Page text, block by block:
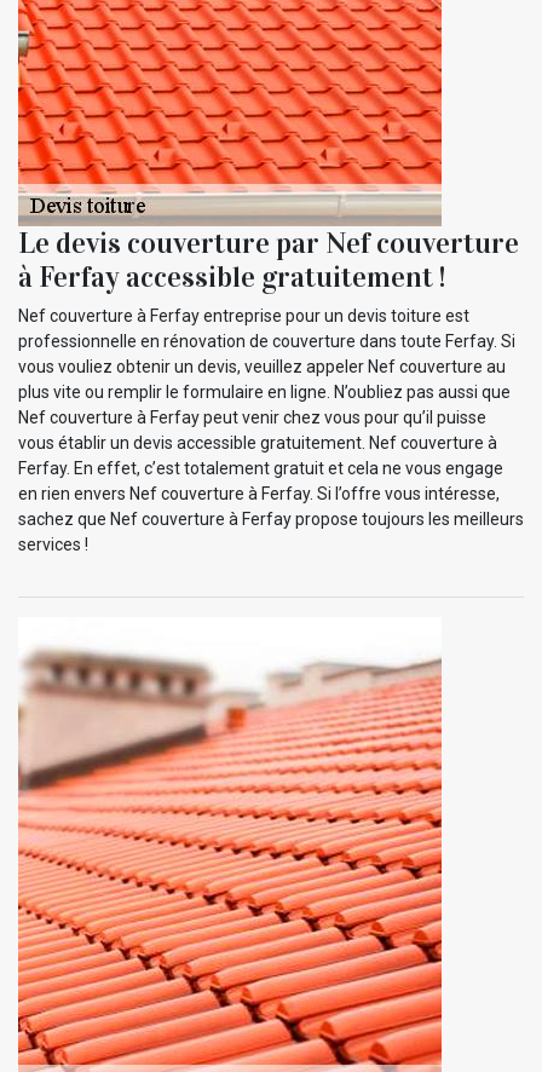
Le devis couverture par Nef couverture
à Ferfay accessible gratuitement !
Nef couverture à Ferfay entreprise pour un devis toiture est
professionnelle en rénovation de couverture dans toute Ferfay. Si
vous vouliez obtenir un devis, veuillez appeler Nef couverture au
plus vite ou remplir le formulaire en ligne. N’oubliez pas aussi que
Nef couverture à Ferfay peut venir chez vous pour qu’il puisse
vous établir un devis accessible gratuitement. Nef couverture à
Ferfay. En effet, c’est totalement gratuit et cela ne vous engage
en rien envers Nef couverture à Ferfay. Si l’offre vous intéresse,
sachez que Nef couverture à Ferfay propose toujours les meilleurs
services !